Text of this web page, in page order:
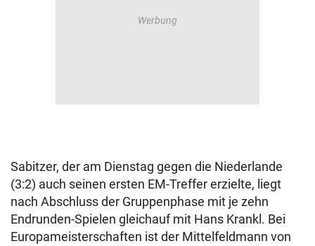
Sabitzer, der am Dienstag gegen die Niederlande
(3:2) auch seinen ersten EM-Treffer erzielte, liegt
nach Abschluss der Gruppenphase mit je zehn
Endrunden-Spielen gleichauf mit Hans Krankl. Bei
Europameisterschaften ist der Mittelfeldmann von